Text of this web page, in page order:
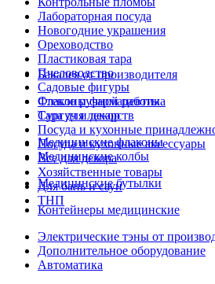
Лабораторная посуда
Новогодние украшения
Ореховодство
Пластиковая тара
Пчеловодство
Садовые фигуры
Стекло ручной работы
Сургуч и декор
Посуда и кухонные
Посуда и кухонные аксессуары
Все для декора
Хозяйственные товары
Для бань и саун
ТНП
Бакалея от производителя
Флаконы фармацевтика
Тара для лекарств
Медицинские флаконы
Медицинские колбы
Медицинские бутылки
Контейнеры медицинские
Электрические тэны от
Дополнительное оборудование
Автоматика